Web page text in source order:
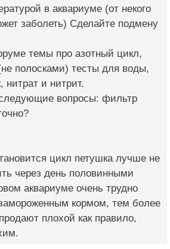
в аквариуме (от некого
заболеть) Сделайте подмену
темы про азотный цикл,
полосками) тесты для воды,
и нитрит.
следующие вопросы: фильтр
цикл петушка лучше не
через день половинными
аквариуме очень трудно
кормом, тем более
плохой как правило,